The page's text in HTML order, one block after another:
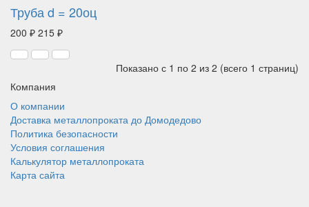
Труба d = 20оц
200 ₽ 215 ₽
Показано с 1 по 2 из 2 (всего 1 страниц)
Компания
О компании
Доставка металлопроката до Домодедово
Политика безопасности
Условия соглашения
Калькулятор металлопроката
Карта сайта